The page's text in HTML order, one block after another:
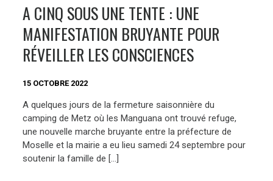
A CINQ SOUS UNE TENTE : UNE
MANIFESTATION BRUYANTE POUR
RÉVEILLER LES CONSCIENCES
15 OCTOBRE 2022
A quelques jours de la fermeture saisonnière du
camping de Metz où les Manguana ont trouvé refuge,
une nouvelle marche bruyante entre la préfecture de
Moselle et la mairie a eu lieu samedi 24 septembre pour
soutenir la famille de […]